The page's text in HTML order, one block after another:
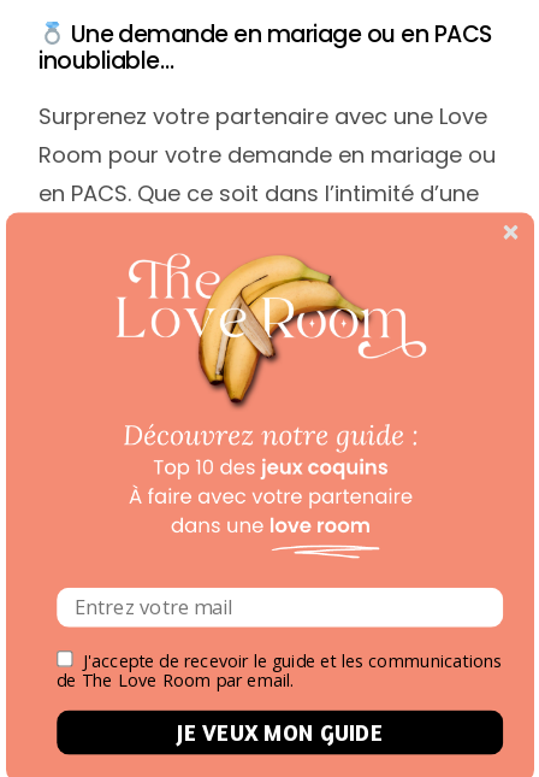
Une demande en mariage ou en PACS
inoubliable…
Surprenez votre partenaire avec une Love
Room pour votre demande en mariage ou
en PACS. Que ce soit dans l’intimité d’une
rond d’une Love Room, créez un moment
magique pour sceller votre union pour la
Célébrez le grand « OUI » !
Lorsque l’élu de votre cœur répond « OUI »
à votre demande en fiançailles ou en
PACS, quoi de mieux que de célébrer cette
romantique ? Plongez dans le jacuzzi et
imaginez les festivités à venir tout en
savourant le moment présent.
Une nuit de noces inoubliable.
JE VEUX MON GUIDE
J'accepte de recevoir le guide et les communications
de The Love Room par email.